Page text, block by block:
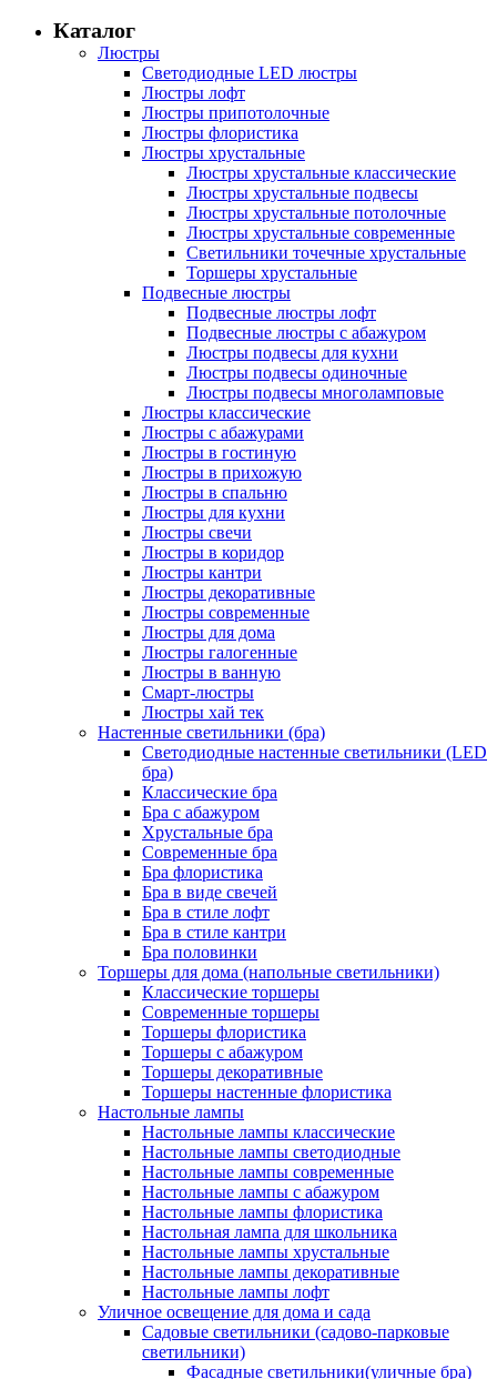
Каталог
Люстры
Светодиодные LED люстры
Люстры лофт
Люстры припотолочные
Люстры флористика
Люстры хрустальные
Люстры хрустальные классические
Люстры хрустальные подвесы
Люстры хрустальные потолочные
Люстры хрустальные современные
Светильники точечные хрустальные
Торшеры хрустальные
Подвесные люстры
Подвесные люстры лофт
Подвесные люстры с абажуром
Люстры подвесы для кухни
Люстры подвесы одиночные
Люстры подвесы многоламповые
Люстры классические
Люстры с абажурами
Люстры в гостиную
Люстры в прихожую
Люстры в спальню
Люстры для кухни
Люстры свечи
Люстры в коридор
Люстры кантри
Люстры декоративные
Люстры современные
Люстры для дома
Люстры галогенные
Люстры в ванную
Смарт-люстры
Люстры хай тек
Настенные светильники (бра)
Светодиодные настенные светильники (LED
бра)
Классические бра
Бра с абажуром
Хрустальные бра
Современные бра
Бра флористика
Бра в виде свечей
Бра в стиле лофт
Бра в стиле кантри
Бра половинки
Торшеры для дома (напольные светильники)
Классические торшеры
Современные торшеры
Торшеры флористика
Торшеры с абажуром
Торшеры декоративные
Торшеры настенные флористика
Настольные лампы
Настольные лампы классические
Настольные лампы светодиодные
Настольные лампы современные
Настольные лампы с абажуром
Настольные лампы флористика
Настольная лампа для школьника
Настольные лампы хрустальные
Настольные лампы декоративные
Настольные лампы лофт
Уличное освещение для дома и сада
Садовые светильники (садово-парковые
светильники)
Фасадные светильники(уличные бра)